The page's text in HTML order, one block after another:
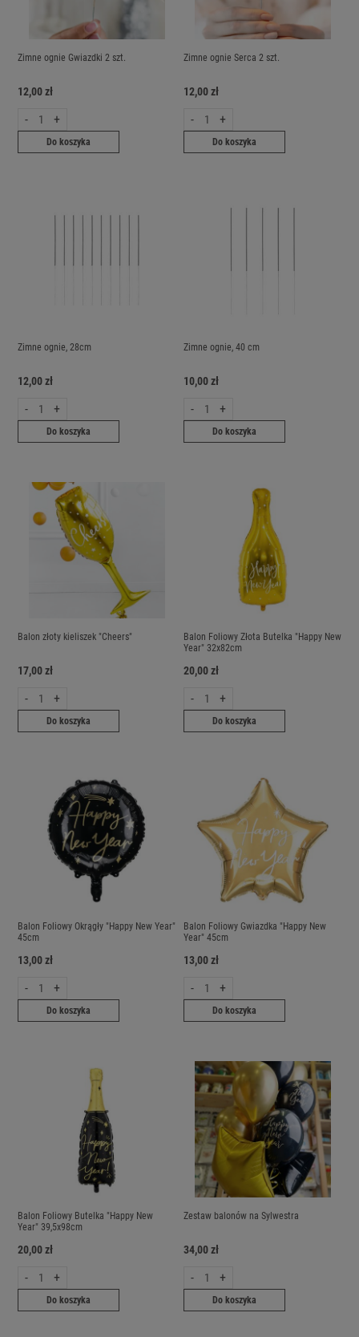
Zimne ognie Gwiazdki 2 szt.
12,00 zł
- +
Do koszyka
Zimne ognie Serca 2 szt.
12,00 zł
- +
Do koszyka
Zimne ognie, 28cm
12,00 zł
- +
Do koszyka
Zimne ognie, 40 cm
10,00 zł
- +
Do koszyka
Balon złoty kieliszek "Cheers"
17,00 zł
- +
Do koszyka
Balon Foliowy Złota Butelka "Happy New
Year" 32x82cm
20,00 zł
- +
Do koszyka
Balon Foliowy Okrągły "Happy New Year"
45cm
13,00 zł
- +
Do koszyka
Balon Foliowy Gwiazdka "Happy New
Year" 45cm
13,00 zł
- +
Do koszyka
Balon Foliowy Butelka "Happy New
Year" 39,5x98cm
20,00 zł
- +
Do koszyka
Zestaw balonów na Sylwestra
34,00 zł
- +
Do koszyka